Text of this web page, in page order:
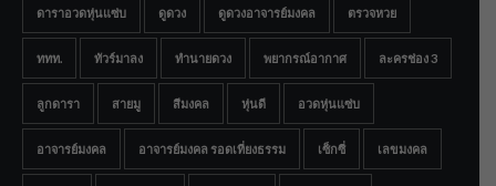
ดาราอวดหุ่นแซ่บ ดูดวง ดูดวงอาจารย์มงคล ตรวจหวย
ททท. ทัวร์มาลง ทำนายดวง พยากรณ์อากาศ ละครช่อง 3
ลูกดารา สายมู สีมงคล หุ่นดี อวดหุ่นแซ่บ
อาจารย์มงคล อาจารย์มงคล รอดเที่ยงธรรม เซ็กซี่ เลขมงคล